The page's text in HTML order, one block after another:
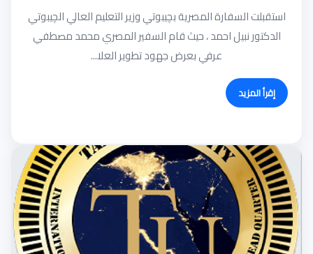
استقبلت السفارة المصرية بچيبوتي وزير التعليم العالي الچيبوتي
الدكتور نبيل احمد ، حيث قام السفير المصري محمد مصطفي
عرفي بعرض جهود تطوير العلا...
إقرأ المزيد